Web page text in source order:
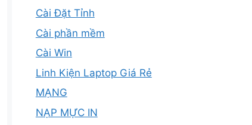
Cài Đặt Tỉnh
Cài phần mềm
Cài Win
Linh Kiện Laptop Giá Rẻ
MẠNG
NẠP MỰC IN